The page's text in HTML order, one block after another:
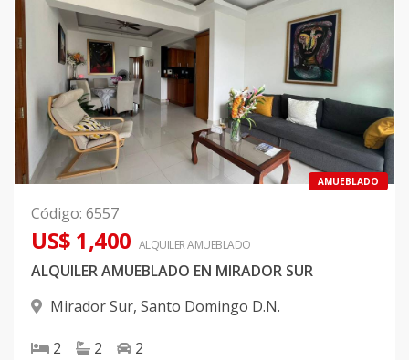
AMUEBLADO
Código: 6557
US$ 1,400 ALQUILERAMUEBLADO
ALQUILER AMUEBLADO EN MIRADOR SUR
Mirador Sur, Santo Domingo D.N.
2 2 2